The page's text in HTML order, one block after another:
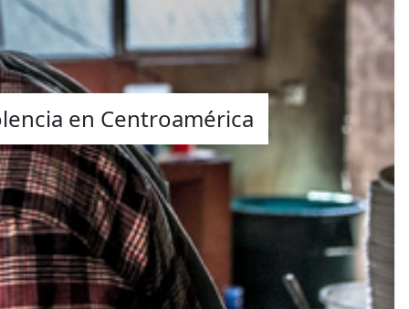
en Centroamérica